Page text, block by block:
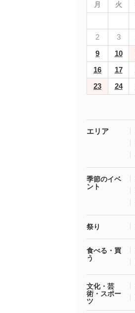
月 火
2
3
9
10
16
17
23
24
エリア
季節のイベ
ント
祭り
食べる・買
う
文化・芸
術・スポー
ツ